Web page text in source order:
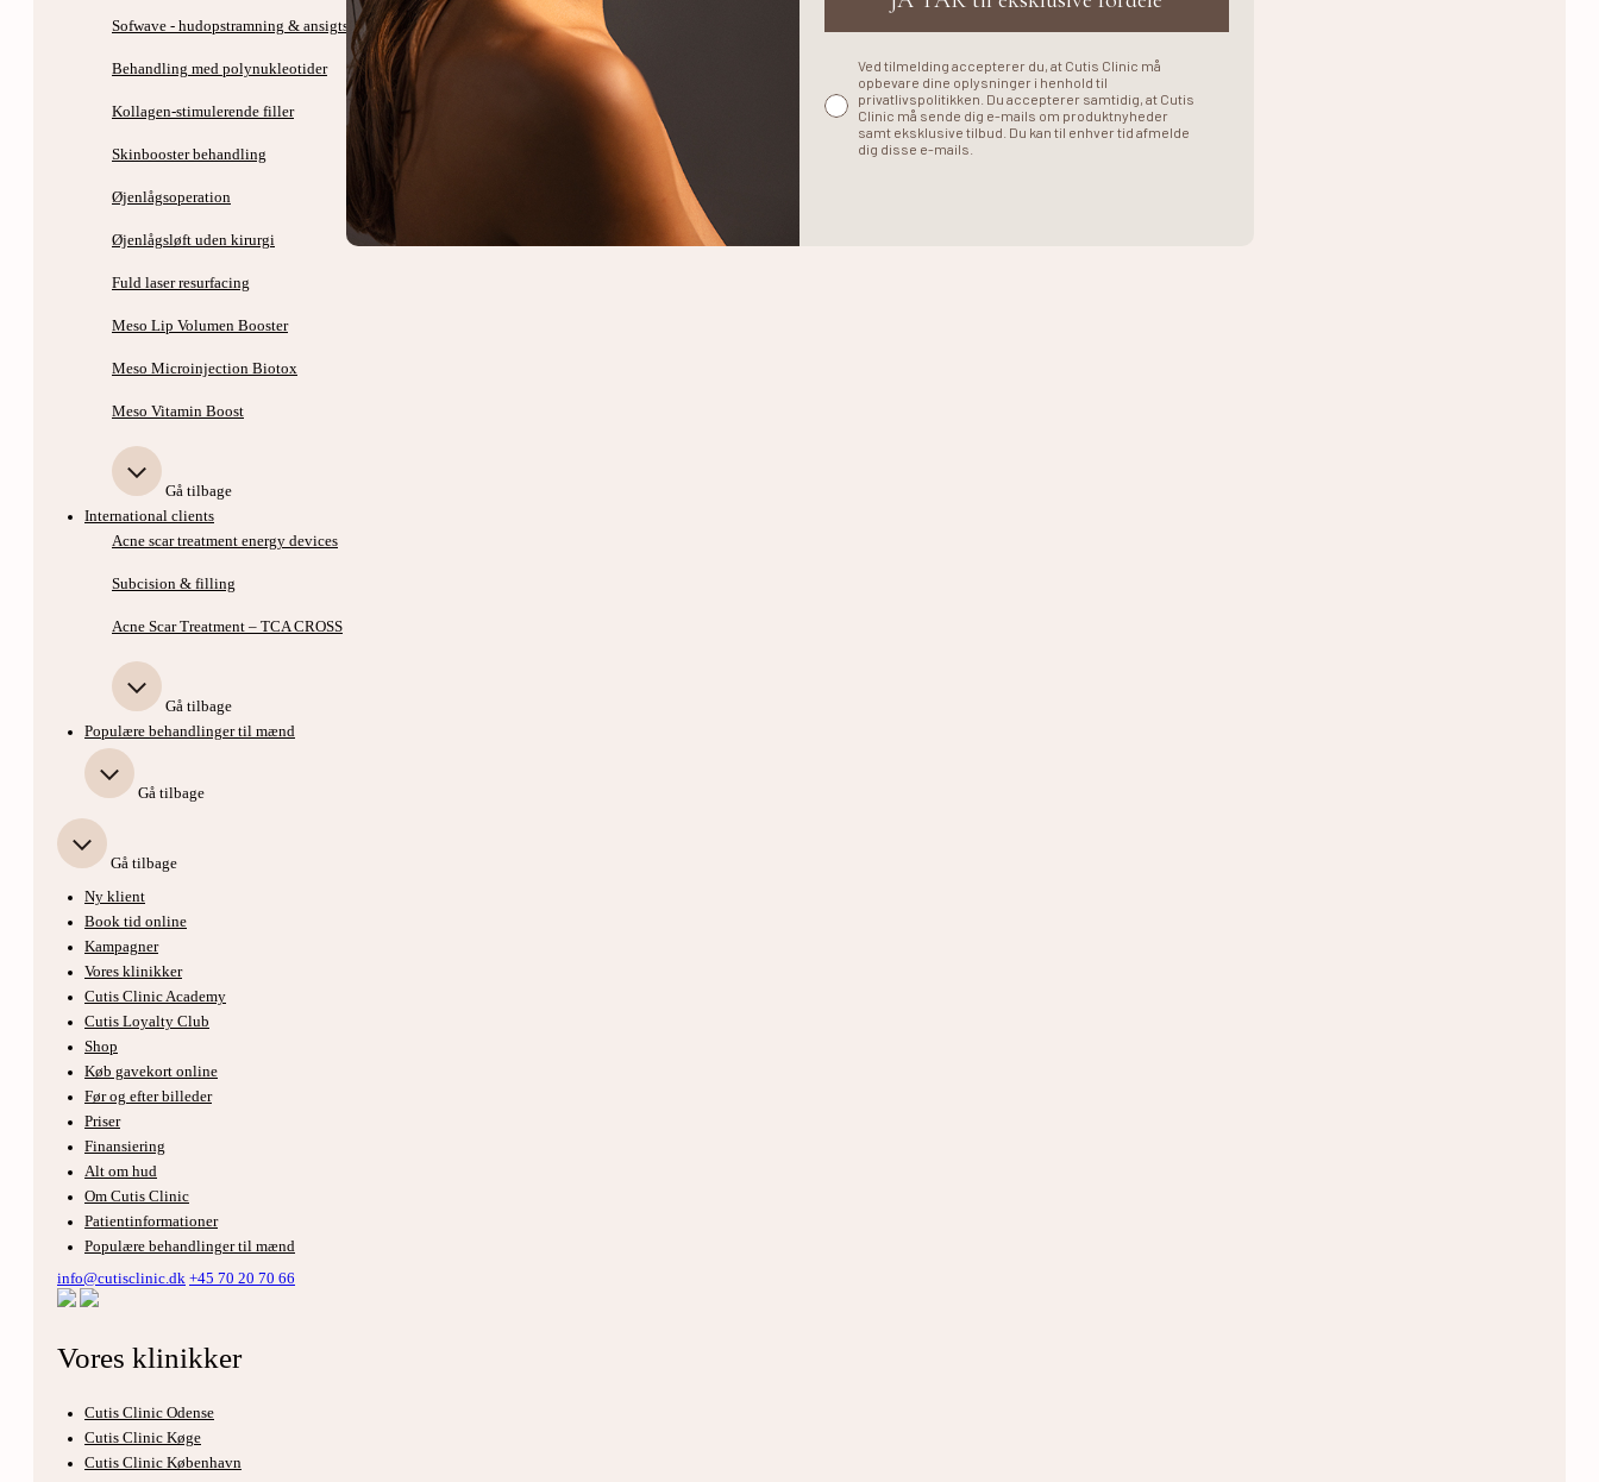
Sofwave - hudopstramning & ansigtsløft uden kirurgi
Behandling med polynukleotider
Kollagen-stimulerende filler
Skinbooster behandling
Øjenlågsoperation
Øjenlågsløft uden kirurgi
Fuld laser resurfacing
Meso Lip Volumen Booster
Meso Microinjection Biotox
Meso Vitamin Boost
Gå tilbage
International clients
Acne scar treatment energy devices
Subcision & filling
Acne Scar Treatment – TCA CROSS
Gå tilbage
Populære behandlinger til mænd
Gå tilbage
Gå tilbage
Ny klient
Book tid online
Kampagner
Vores klinikker
Cutis Clinic Academy
Cutis Loyalty Club
Shop
Køb gavekort online
Før og efter billeder
Priser
Finansiering
Alt om hud
Om Cutis Clinic
Patientinformationer
Populære behandlinger til mænd
info@cutisclinic.dk +45 70 20 70 66
Vores klinikker
Cutis Clinic Odense
Cutis Clinic Køge
Cutis Clinic København
Ved tilmelding accepterer du, at Cutis Clinic må
opbevare dine oplysninger i henhold til
privatlivspolitikken. Du accepterer samtidig, at Cutis
Clinic må sende dig e-mails om produktnyheder
samt eksklusive tilbud. Du kan til enhver tid afmelde
dig disse e-mails.